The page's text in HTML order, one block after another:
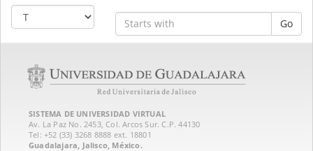
Go
SISTEMA DE UNIVERSIDAD VIRTUAL
Av. La Paz No. 2453, Col. Arcos Sur. C.P. 44130
Tel: +52 (33) 3268 8888‏ ext. 18801
Guadalajara, Jalisco, México.